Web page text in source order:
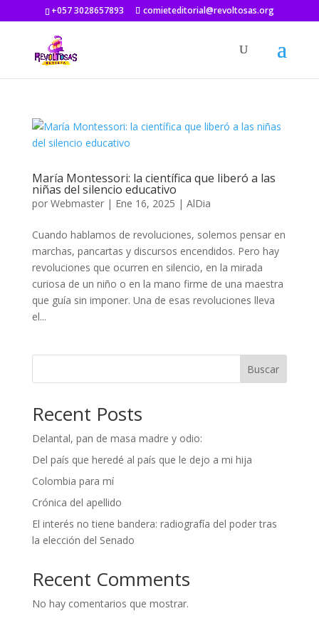
+057 3028657893 comieteditorial@revoltosas.org
María Montessori: la científica que liberó a las
niñas del silencio educativo
por Webmaster| Ene 16, 2025 | AlDia
Cuando hablamos de revoluciones, solemos pensar en
marchas, pancartas y discursos encendidos. Pero hay
revoluciones que ocurren en silencio, en la mirada
curiosa de un niño o en la mano firme de una maestra
que guía sin imponer. Una de esas revoluciones lleva
el...
Buscar
Recent Posts
Delantal, pan de masa madre y odio:
Del país que heredé al país que le dejo a mi hija
Colombia para mí
Crónica del apellido
El interés no tiene bandera: radiografía del poder tras
la elección del Senado
Recent Comments
No hay comentarios que mostrar.